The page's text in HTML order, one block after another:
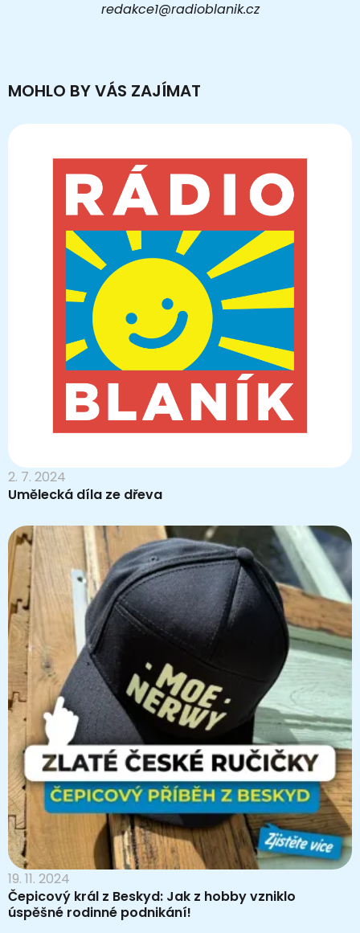
redakce1@radioblanik.cz
MOHLO BY VÁS ZAJÍMAT
2. 7. 2024
Umělecká díla ze dřeva
19. 11. 2024
Čepicový král z Beskyd: Jak z hobby vzniklo
úspěšné rodinné podnikání!